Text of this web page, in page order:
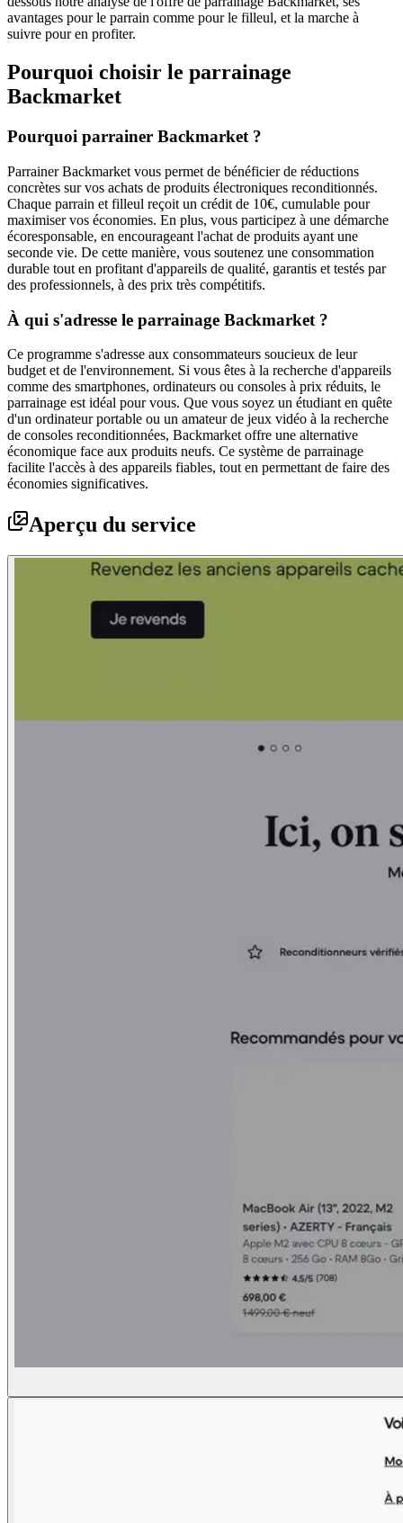
avantages pour le parrain comme pour le filleul, et la marche à
suivre pour en profiter.
Pourquoi choisir le parrainage
Backmarket
Pourquoi parrainer Backmarket ?
Parrainer Backmarket vous permet de bénéficier de réductions
concrètes sur vos achats de produits électroniques reconditionnés.
Chaque parrain et filleul reçoit un crédit de 10€, cumulable pour
maximiser vos économies. En plus, vous participez à une démarche
écoresponsable, en encourageant l'achat de produits ayant une
seconde vie. De cette manière, vous soutenez une consommation
durable tout en profitant d'appareils de qualité, garantis et testés par
des professionnels, à des prix très compétitifs.
À qui s'adresse le parrainage Backmarket ?
Ce programme s'adresse aux consommateurs soucieux de leur
budget et de l'environnement. Si vous êtes à la recherche d'appareils
comme des smartphones, ordinateurs ou consoles à prix réduits, le
parrainage est idéal pour vous. Que vous soyez un étudiant en quête
d'un ordinateur portable ou un amateur de jeux vidéo à la recherche
de consoles reconditionnées, Backmarket offre une alternative
économique face aux produits neufs. Ce système de parrainage
facilite l'accès à des appareils fiables, tout en permettant de faire des
économies significatives.
Aperçu du service